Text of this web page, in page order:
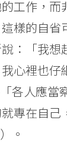
工作，而
樣的自省
：「我想
心裡也仔
各人應當
專在自己
。